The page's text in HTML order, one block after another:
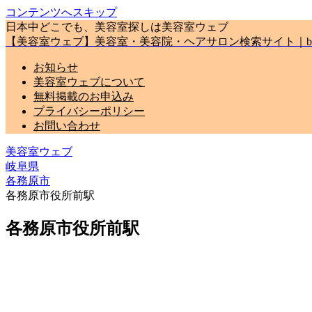
コンテンツへスキップ
日本中どこでも、美容室探しは美容室ウェブ
【美容室ウェブ】美容室・美容院・ヘアサロン検索サイト｜
お知らせ
美容室ウェブについて
無料掲載のお申込み
プライバシーポリシー
お問い合わせ
美容室ウェブ
岐阜県
各務原市
各務原市役所前駅
各務原市役所前駅